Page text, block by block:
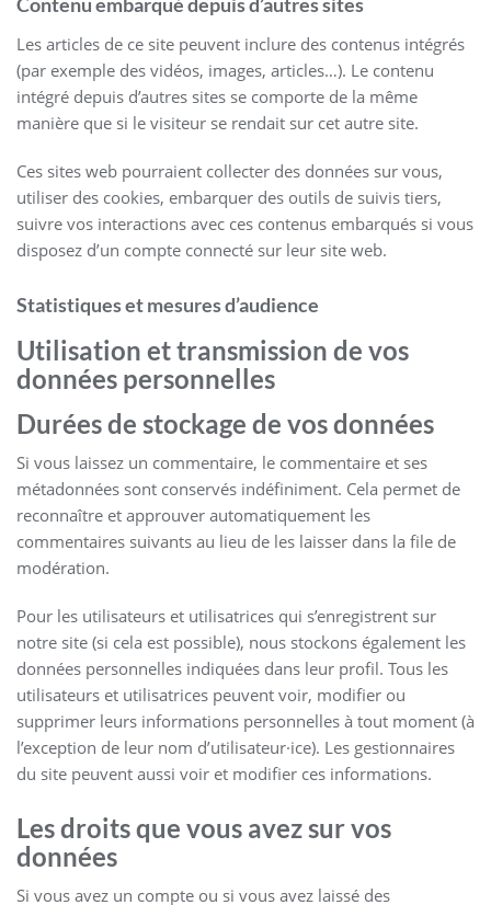
Les articles de ce site peuvent inclure des contenus intégrés
(par exemple des vidéos, images, articles…). Le contenu
intégré depuis d’autres sites se comporte de la même
manière que si le visiteur se rendait sur cet autre site.
Ces sites web pourraient collecter des données sur vous,
utiliser des cookies, embarquer des outils de suivis tiers,
suivre vos interactions avec ces contenus embarqués si vous
disposez d’un compte connecté sur leur site web.
Statistiques et mesures d’audience
Utilisation et transmission de vos
données personnelles
Durées de stockage de vos données
Si vous laissez un commentaire, le commentaire et ses
métadonnées sont conservés indéfiniment. Cela permet de
reconnaître et approuver automatiquement les
commentaires suivants au lieu de les laisser dans la file de
modération.
Pour les utilisateurs et utilisatrices qui s’enregistrent sur
notre site (si cela est possible), nous stockons également les
données personnelles indiquées dans leur profil. Tous les
utilisateurs et utilisatrices peuvent voir, modifier ou
supprimer leurs informations personnelles à tout moment (à
l’exception de leur nom d’utilisateur·ice). Les gestionnaires
du site peuvent aussi voir et modifier ces informations.
Les droits que vous avez sur vos
données
Si vous avez un compte ou si vous avez laissé des